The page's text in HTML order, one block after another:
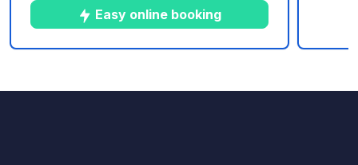
Ponçon s'étend sur 19 hectares dans
cet écrin de nature au bord de l'eau.
Entre ses plages de sable fin et ses
Easy online booking
buffet